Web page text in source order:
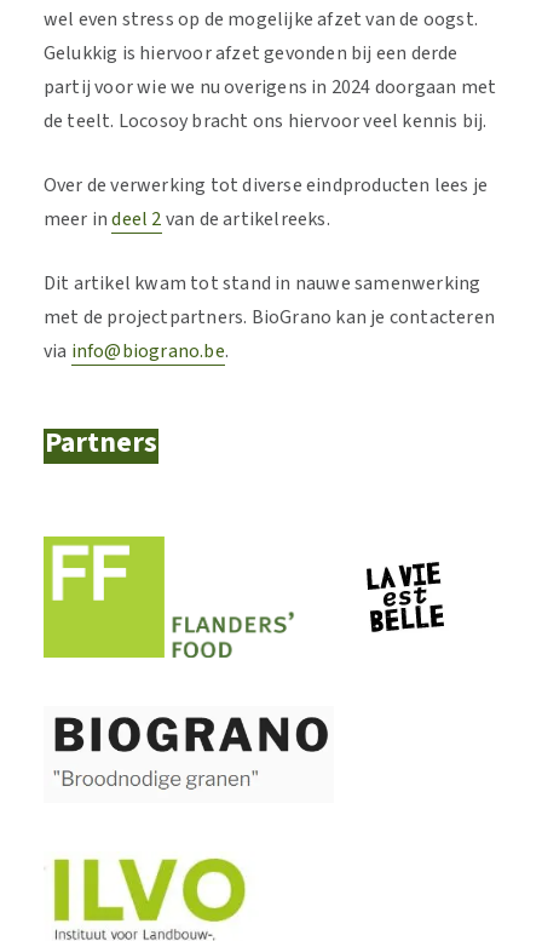
wel even stress op de mogelijke afzet van de oogst.
Gelukkig is hiervoor afzet gevonden bij een derde
partij voor wie we nu overigens in 2024 doorgaan met
de teelt. Locosoy bracht ons hiervoor veel kennis bij.
Over de verwerking tot diverse eindproducten lees je
meer indeel 2van de artikelreeks.
Dit artikel kwam tot stand in nauwe samenwerking
met de projectpartners. BioGrano kan je contacteren
via info@biograno.be.
Partners